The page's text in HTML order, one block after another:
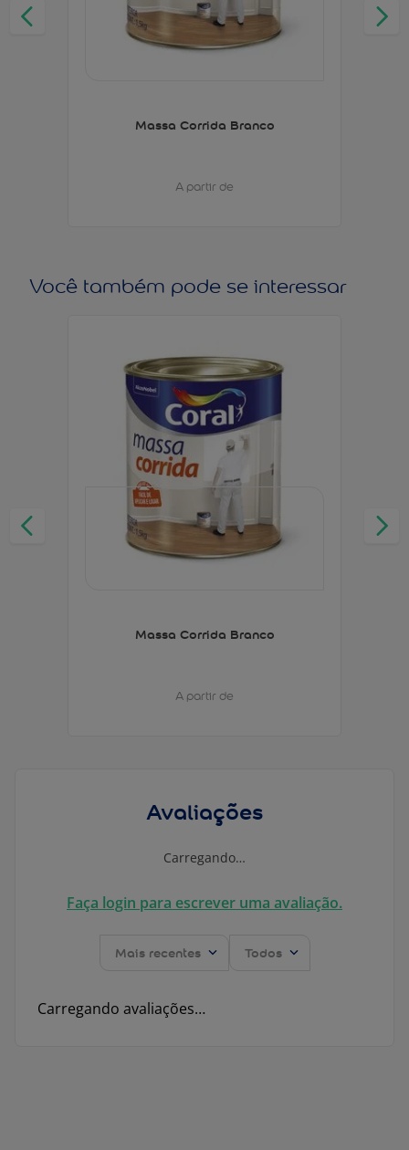
Massa Corrida Branco
A partir de
Você também pode se interessar
Massa Corrida Branco
A partir de
Avaliações
Carregando…
Faça login para escrever uma avaliação.
Mais recentes Todos
Carregando avaliações…